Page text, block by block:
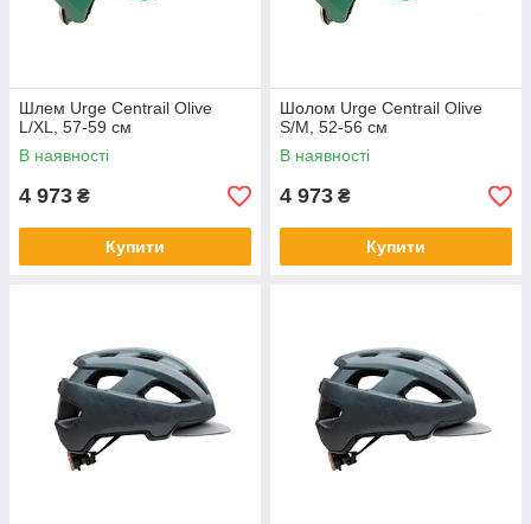
Шлем Urge Centrail Olive
L/XL, 57-59 см
В наявності
4 973 ₴
Купити
Шолом Urge Centrail Olive
S/M, 52-56 см
В наявності
4 973 ₴
Купити